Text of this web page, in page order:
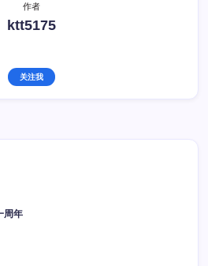
作者
ktt5175
关注我
周年